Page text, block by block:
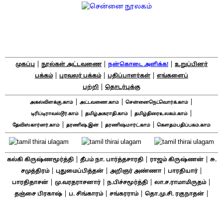
முகப்பு நூல்கள் அட்டவணை| நன்கொடை அளிக்க!
உறுப்பினர்
பக்கம்| புரவலர் பக்கம்| பதிப்பாளர்கள்
எங்களைப்
பற்றி
தொடர்புக்கு
அகல்விளக்கு.காம் அட்டவணை.காம் சென்னைநெட்வொர்க்.காம்
டிரிப்டிராவல்டூர்.காம்| தமிழ்அகராதி.காம்| தமிழ்திரைஉலகம்.காம்|
தேவிஸ்கார்னர்.காம் தரணிஷ்.இன்| தரணிஷ்மார்ட்.காம் கௌதம்பதிப்பகம்.காம்
கல்கி கிருஷ்ணமூர்த்தி| தீபம் நா. பார்த்தசாரதி| ராஜம் கிருஷ்ணன்|
சு.
சமுத்திரம்| புதுமைப்பித்தன்| அறிஞர் அண்ணா| பாரதியார்|
பாரதிதாசன் மு.வரதராசனார்| ந.பிச்சமூர்த்தி லா.ச.ராமாமிருதம்|
தஞ்சை பிரகாஷ்| ப. சிங்காரம்| சங்கரராம்| தொ.மு.சி. ரகுநாதன்|